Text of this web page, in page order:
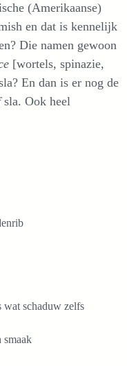
(Amerikaanse)
en dat is kennelijk
Die namen gewoon
[wortels, spinazie,
En dan is er nog de
sla. Ook heel
wat schaduw zelfs
smaak